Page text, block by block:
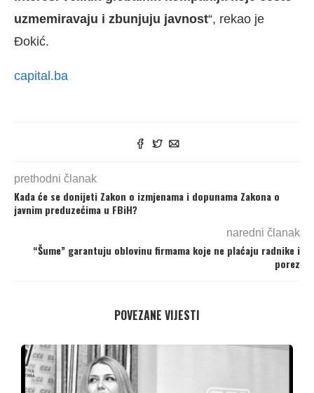
uzmemiravaju i zbunjuju javnost“, rekao je
Đokić.
capital.ba
prethodni članak
Kada će se donijeti Zakon o izmjenama i dopunama Zakona o
javnim preduzećima u FBiH?
naredni članak
“Šume” garantuju oblovinu firmama koje ne plaćaju radnike i
porez
POVEZANE VIJESTI